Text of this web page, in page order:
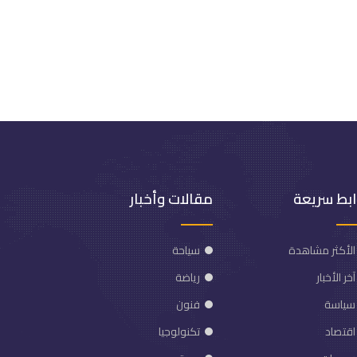
سريعة
الأكثر مشاهدة
آخر الأخبار
سياسة
اقتصاد
مقالات وأخبار
سياحة
رياضة
فنون
تكنولوجيا